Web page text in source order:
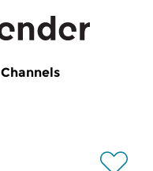
Channels